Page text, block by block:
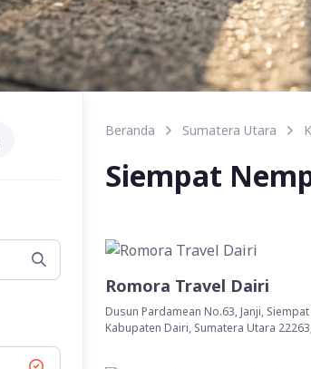
Beranda Sumatera Utara
Siempat
Romora Travel Dairi
Dusun Pardamean No.63, Janji,
Kabupaten Dairi, Sumatera Utara